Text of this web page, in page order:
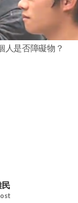
人是否障礙物？